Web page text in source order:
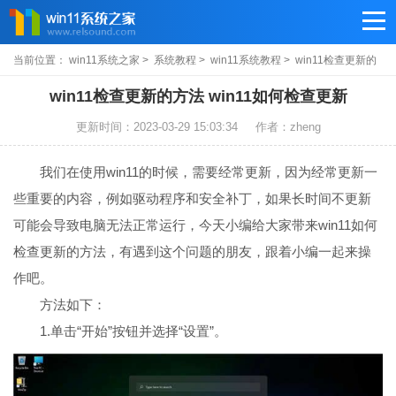
当前位置： win11系统之家 > 系统教程 > win11系统教程 > win11检查更新的
win11检查更新的方法 win11如何检查更新
更新时间：2023-03-29 15:03:34 作者：zheng
我们在使用win11的时候，需要经常更新，因为经常更新一
些重要的内容，例如驱动程序和安全补丁，如果长时间不更新
可能会导致电脑无法正常运行，今天小编给大家带来win11如何
检查更新的方法，有遇到这个问题的朋友，跟着小编一起来操
作吧。
方法如下：
1.单击“开始”按钮并选择“设置”。